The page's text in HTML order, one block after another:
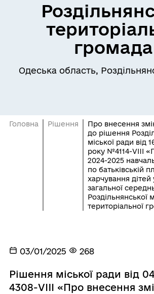
громада
Одеська область,
Головна Рішення
Про внесення
до рішення
міської ради від
року №4114-VIII
2024-2025
по батьківській
харчування дітей
загальної
Роздільнянської
територіальної
03/01/2025 268
Рішення міської ради від
4308-VIII «Про внесення